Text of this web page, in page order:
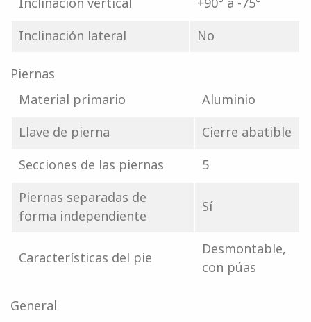
Inclinación lateral
No
Piernas
Material primario
Aluminio
Llave de pierna
Cierre abatible
Secciones de las piernas
5
Piernas separadas de
forma independiente
Sí
Características del pie
Desmontable,
con púas
General